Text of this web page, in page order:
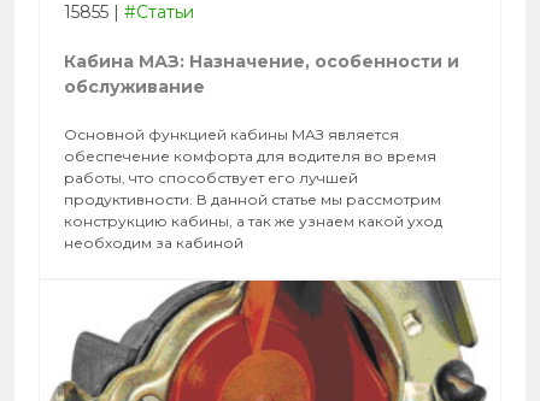
15855 | #Статьи
Кабина МАЗ: Назначение, особенности и
обслуживание
Основной функцией кабины МАЗ является
обеспечение комфорта для водителя во время
работы, что способствует его лучшей
продуктивности. В данной статье мы рассмотрим
конструкцию кабины, а так же узнаем какой уход
необходим за кабиной